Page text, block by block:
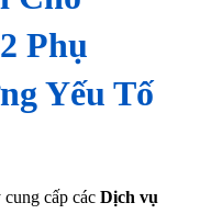
Phụ
Yếu Tố
cấp các Dịch vụ